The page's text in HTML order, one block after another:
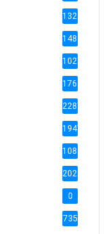
1321
1488
1027
1769
2287
1947
1088
2028
0
735